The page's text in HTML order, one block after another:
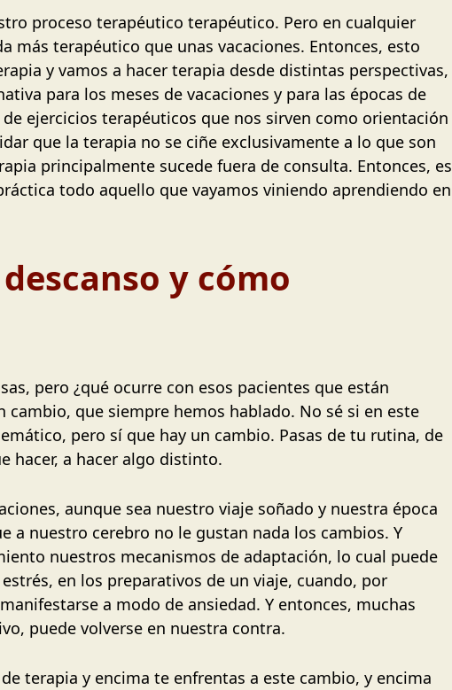
proceso terapéutico terapéutico. Pero en cualquier
más terapéutico que unas vacaciones. Entonces, esto
y vamos a hacer terapia desde distintas perspectivas,
para los meses de vacaciones y para las épocas de
ejercicios terapéuticos que nos sirven como orientación
que la terapia no se ciñe exclusivamente a lo que son
principalmente sucede fuera de consulta. Entonces, es
todo aquello que vayamos viniendo aprendiendo en
y cómo
pero ¿qué ocurre con esos pacientes que están
que siempre hemos hablado. No sé si en este
pero sí que hay un cambio. Pasas de tu rutina, de
hacer, a hacer algo distinto.
aunque sea nuestro viaje soñado y nuestra época
a nuestro cerebro no le gustan nada los cambios. Y
nuestros mecanismos de adaptación, lo cual puede
en los preparativos de un viaje, cuando, por
a modo de ansiedad. Y entonces, muchas
puede volverse en nuestra contra.
terapia y encima te enfrentas a este cambio, y encima